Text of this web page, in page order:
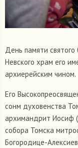
День памяти святого
Невского храм его
архиерейским чином.
Его
сонм духовенства
архимандрит Иосиф
собора Томска
Богородице-